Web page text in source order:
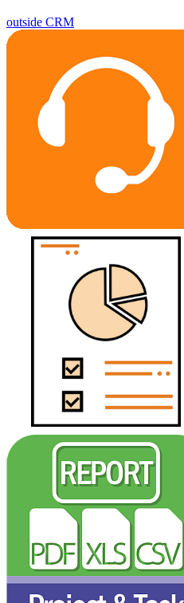
outside CRM